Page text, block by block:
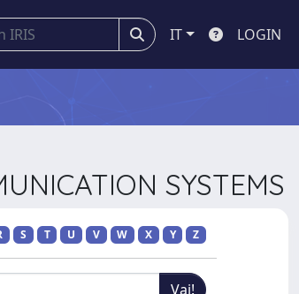
IT LOGIN
SYSTEMS
S T U V W X Y Z